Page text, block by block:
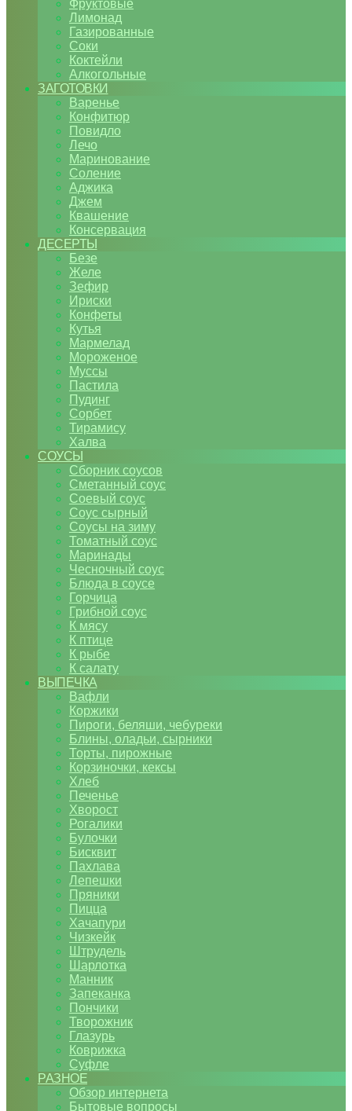
Фруктовые
Лимонад
Газированные
Соки
Коктейли
Алкогольные
ЗАГОТОВКИ
Варенье
Конфитюр
Повидло
Лечо
Маринование
Соление
Аджика
Джем
Квашение
Консервация
ДЕСЕРТЫ
Безе
Желе
Зефир
Ириски
Конфеты
Кутья
Мармелад
Мороженое
Муссы
Пастила
Пудинг
Сорбет
Тирамису
Халва
СОУСЫ
Сборник соусов
Сметанный соус
Соевый соус
Соус сырный
Соусы на зиму
Томатный соус
Маринады
Чесночный соус
Блюда в соусе
Горчица
Грибной соус
К мясу
К птице
К рыбе
К салату
ВЫПЕЧКА
Вафли
Коржики
Пироги, беляши, чебуреки
Блины, оладьи, сырники
Торты, пирожные
Корзиночки, кексы
Хлеб
Печенье
Хворост
Рогалики
Булочки
Бисквит
Пахлава
Лепешки
Пряники
Пицца
Хачапури
Чизкейк
Штрудель
Шарлотка
Манник
Запеканка
Пончики
Творожник
Глазурь
Коврижка
Суфле
РАЗНОЕ
Обзор интернета
Бытовые вопросы